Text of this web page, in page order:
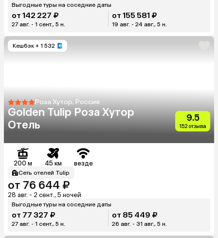
Выгодные туры на соседние даты
от 142 227 ₽
27 авг. - 1 сент., 5 н.
от 155 581 ₽
19 авг. - 24 авг., 5 н.
Кешбэк + 1 532
Роза Хутор, Россия
Golden Tulip Роза Хутор
Отель
9.5
152 отзыва
200 м 45 км везде
Сеть отелей Tulip
от 76 644 ₽
28 авг. - 2 сент., 5 ночей
Выгодные туры на соседние даты
от 77 327 ₽
27 авг. - 1 сент., 5 н.
от 85 449 ₽
26 авг. - 31 авг., 5 н.